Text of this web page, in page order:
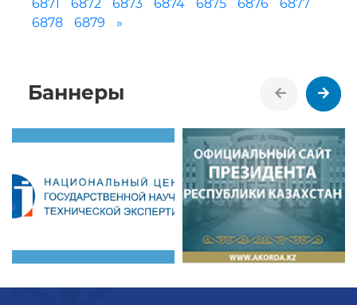
6871
6872 6873 6874 6875 6876
6877
6878
6879 »
Баннеры